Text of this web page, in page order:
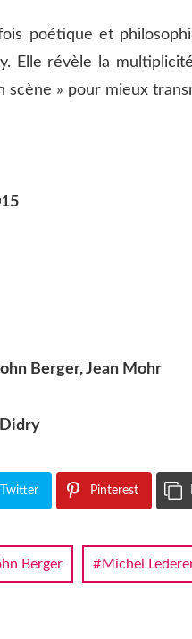
poétique et
Elle révèle la
scène » pour mieux
Berger, Jean Mohr
Twitter Pinterest
Berger Michel